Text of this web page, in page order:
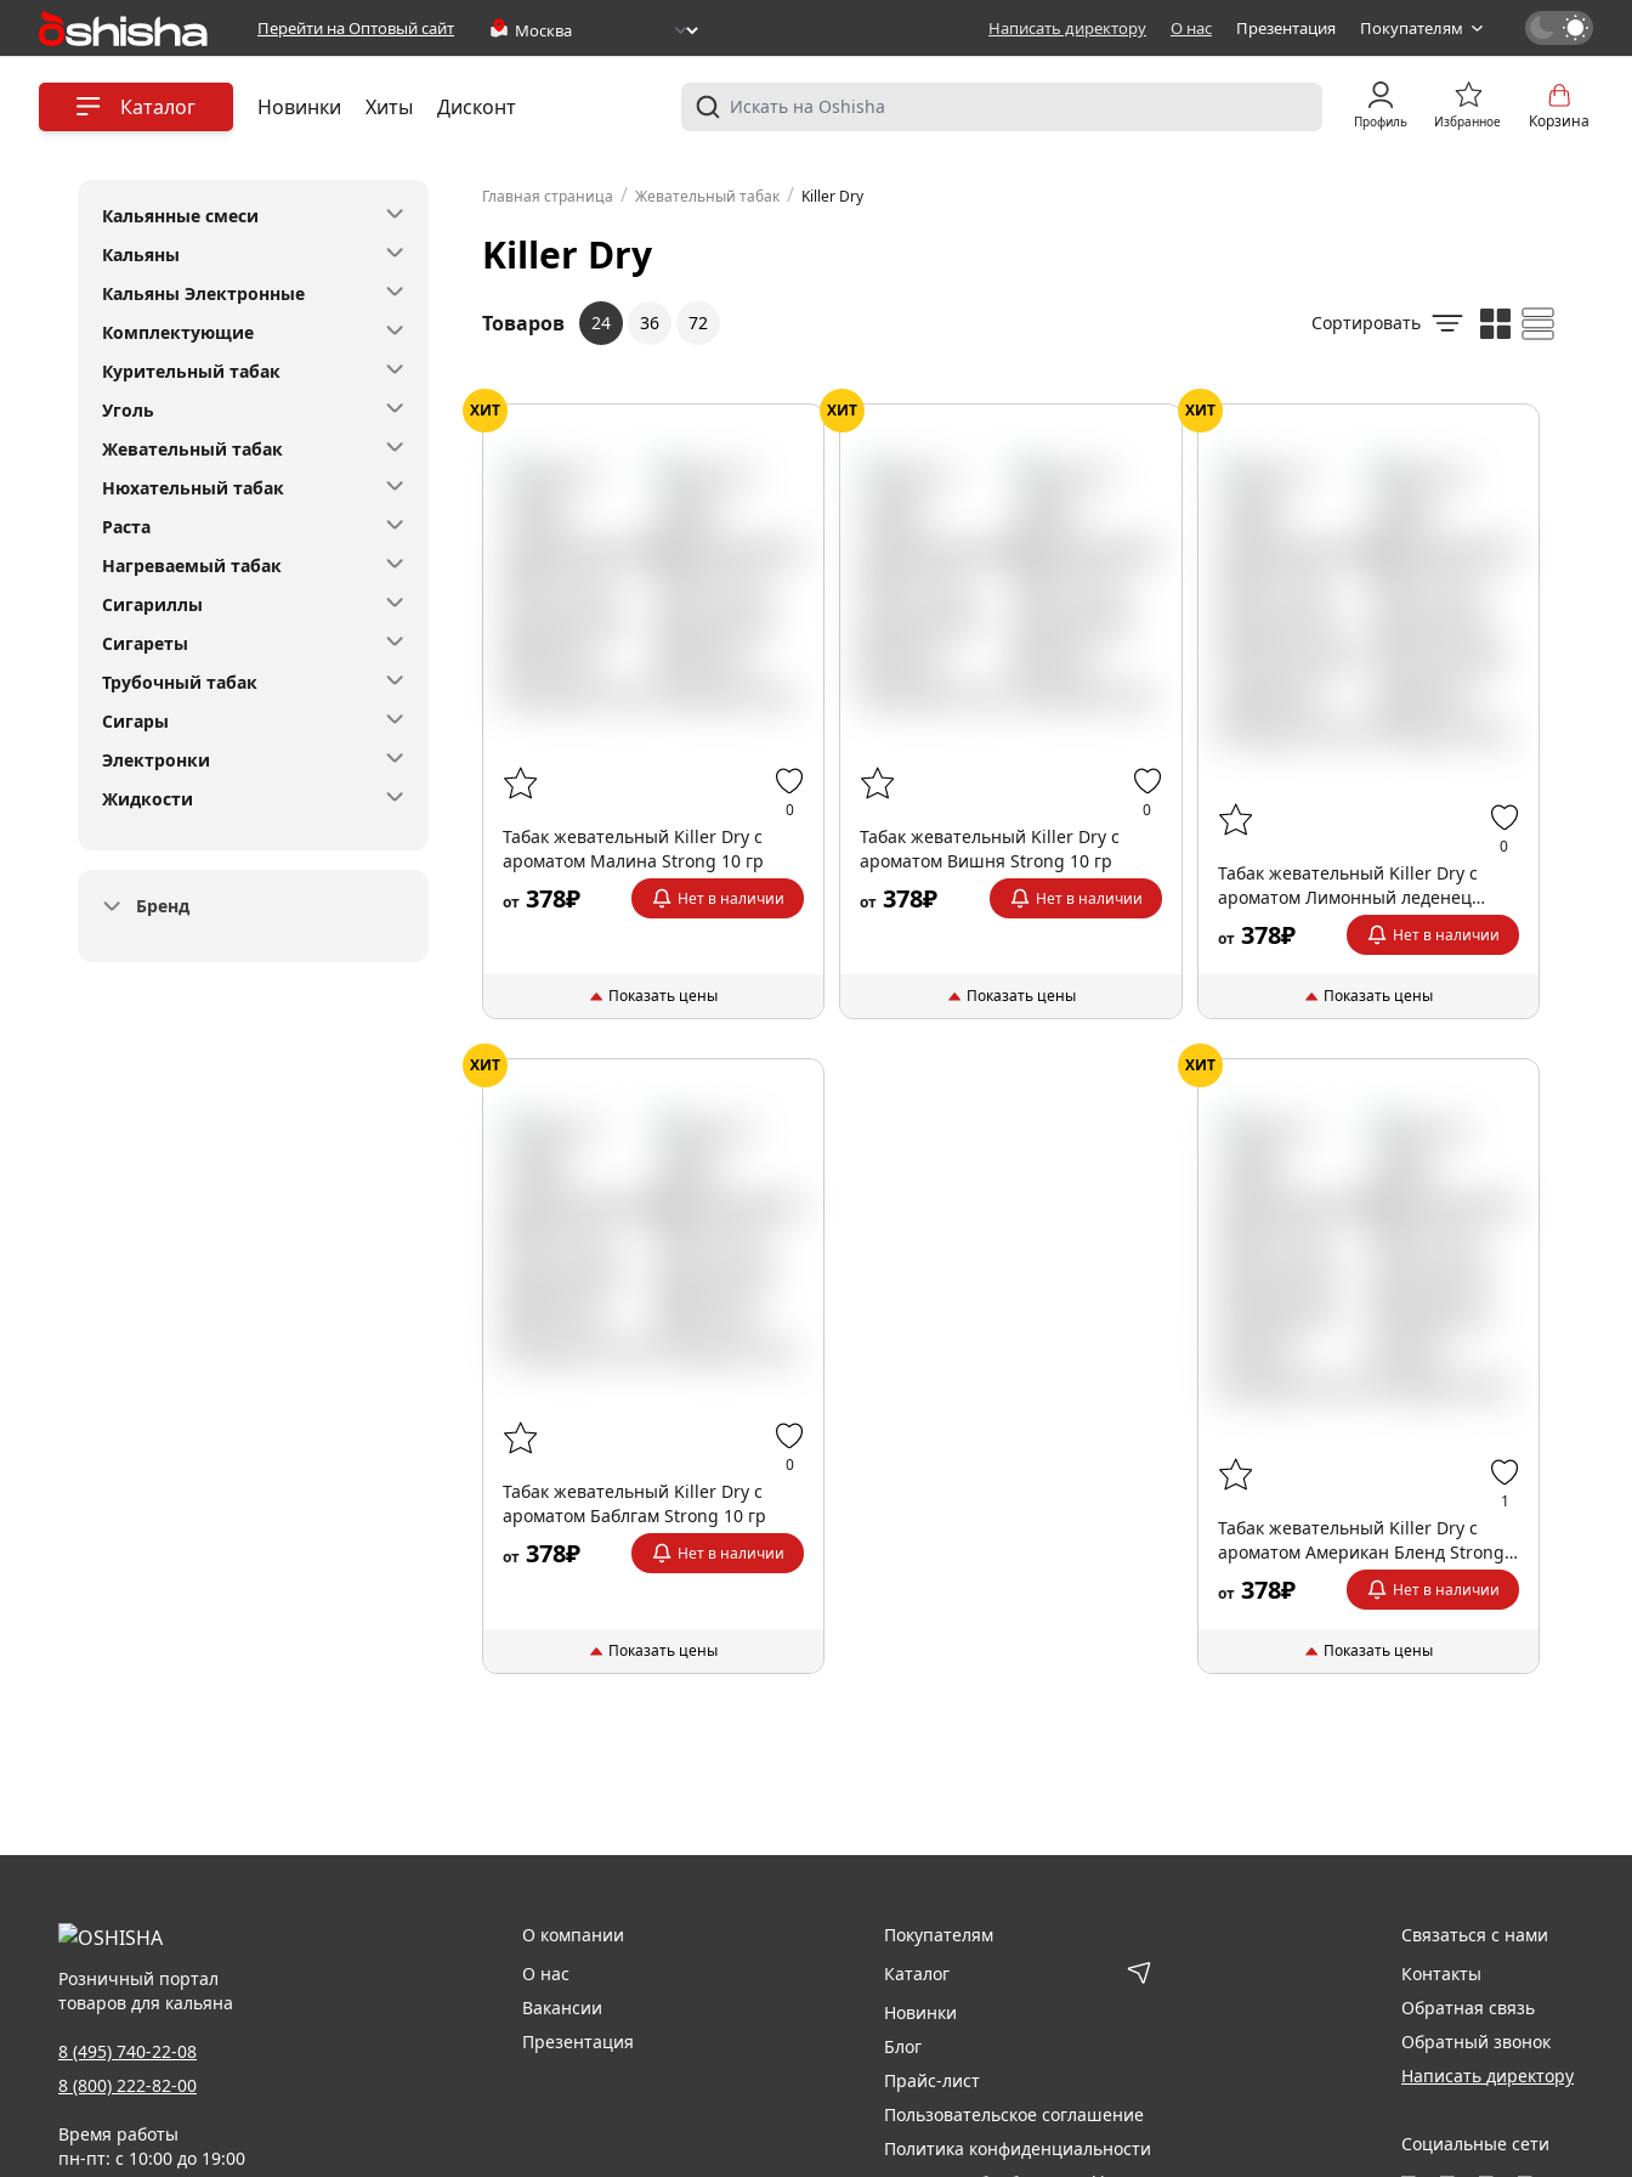
Перейти на Оптовый сайт Написать директору О нас Презентация Покупателям
Каталог Новинки Хиты Дисконт
Профиль Избранное Корзина
Кальянные смеси
Кальяны
Кальяны Электронные
Комплектующие
Курительный табак
Уголь
Жевательный табак
Нюхательный табак
Раста
Нагреваемый табак
Сигариллы
Сигареты
Трубочный табак
Сигары
Электронки
Жидкости
Бренд
Главная страница / Жевательный табак / Killer Dry
Killer Dry
Товаров 24 36 72 Сортировать
ХИТ
0
Табак жевательный Killer Dry с
ароматом Малина Strong 10 гр
от 378₽ Нет в наличии
Показать цены
ХИТ
0
Табак жевательный Killer Dry с
ароматом Вишня Strong 10 гр
от 378₽ Нет в наличии
Показать цены
ХИТ
0
Табак жевательный Killer Dry с
ароматом Лимонный леденец
Strong 10 гр
от378₽ Нет в наличии
Показать цены
ХИТ
0
Табак жевательный Killer Dry с
ароматом Баблгам Strong 10 гр
от 378₽ Нет в наличии
Показать цены
ХИТ
1
Табак жевательный Killer Dry с
ароматом Американ Бленд Strong
10 гр
от378₽ Нет в наличии
Показать цены
Розничный портал
товаров для кальяна
8 (495) 740-22-08
8 (800) 222-82-00
Время работы
пн-пт: с 10:00 до 19:00
О компании
О нас
Вакансии
Презентация
Покупателям
Каталог
Новинки
Блог
Прайс-лист
Пользовательское соглашение
Политика конфиденциальности
Связаться с нами
Контакты
Обратная связь
Обратный звонок
Написать директору
Социальные сети